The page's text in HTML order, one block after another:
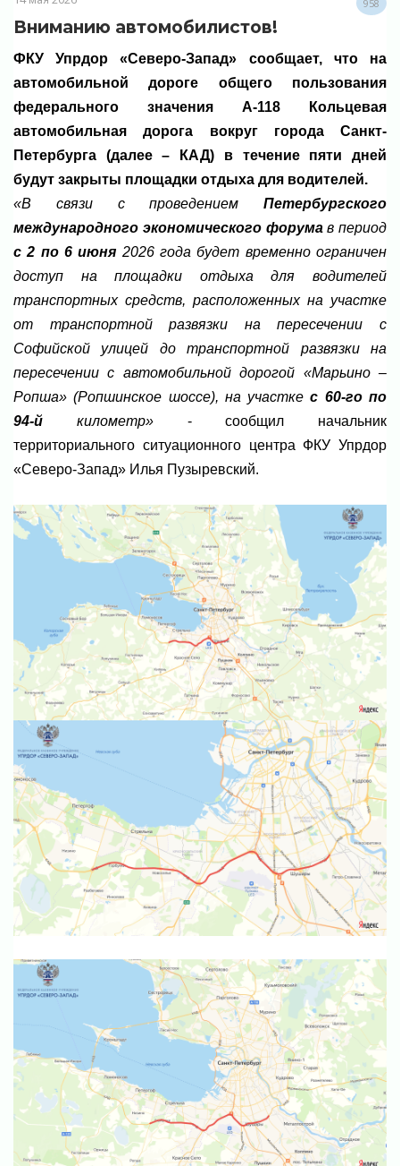
958
Вниманию автомобилистов!
ФКУ Упрдор «Северо-Запад» сообщает, что на
автомобильной дороге общего пользования
федерального значения А-118 Кольцевая
автомобильная дорога вокруг города Санкт-
Петербурга (далее – КАД) в течение пяти дней
будут закрыты площадки отдыха для водителей.
«В связи с проведением Петербургского
международного экономического форумав период
с 2 по 6 июня 2026 года будет временно ограничен
доступ на площадки отдыха для водителей
транспортных средств, расположенных на участке
от транспортной развязки на пересечении с
Софийской улицей до транспортной развязки на
пересечении с автомобильной дорогой «Марьино –
Ропша» (Ропшинское шоссе), на участкес 60-го по
94-й километр»- сообщил начальник
территориального ситуационного центра ФКУ Упрдор
«Северо-Запад» Илья Пузыревский.